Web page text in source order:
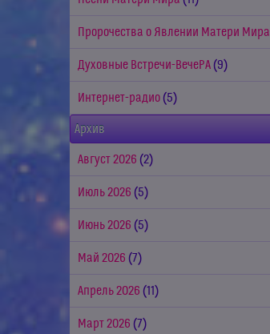
Пророчества о Явлении Матери Мира
Духовные Встречи-ВечеРА (9)
Интернет-радио (5)
Архив
Август 2026 (2)
Июль 2026 (5)
Июнь 2026 (5)
Май 2026 (7)
Апрель 2026 (11)
Март 2026 (7)